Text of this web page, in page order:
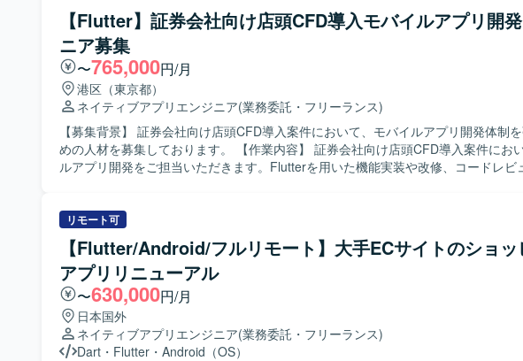
スの推進にも取り組んでいただきます。 【求める人物像】 自ら課題を見つけ主体的にタスクを
推進できる方を求めています。チーム内で積極的にコミュニケーションを取りなが
提案を行い、より良い開発プロセスやプロダクトづくりに貢献していただける方が
す。 【ポジションの魅力】 Flutterを用いたモバイルアプリケーション開発に深く関わることが
でき、設計から実装、レビューまで一連の工程を経験できます。生成AIを活用した
スに携わることで、新しい開発手法やツールの活用スキルを高めることができます。 【開
境】 Flutterを中心としたモバイルアプリケーション開発環境を想定しています。
テクチャや開発ルールに沿って開発を行っていただきます。
【Flutter】証券会社向け店頭CFD導入モバイルアプリ開
ニア募集
〜765,000円/月
港区（東京都）
ネイティブアプリエンジニア(業務委託・フリーランス)
【募集背景】 証券会社向け店頭CFD導入案件において、モバイルアプリ開発体制
めの人材を募集しております。 【作業内容】 証券会社向け店頭CFD導入案件において、モバイ
ルアプリ開発をご担当いただきます。Flutterを用いた機能実装や改修、コードレビ
る人物像】 モバイルアプリ開発に主体的に取り組み、チーム内でのコミュニケー
にしながら課題解決ができる方を求めております。金融やCFDなどのドメイン知
向きに取り組んでいただける方ですと望ましいです。 【ポジションの魅力】 金融業界向けの店
頭CFDサービス導入という専門性の高い分野に携わることができ、Flutter による
リ開発の経験を深めていただけます。将来的にリードエンジニアやアーキテクトを
境で、CI/CD やサーバーサイドなど周辺技術にも関わる機会がございます。 【開発環境】
Flutter を中心としたモバイルアプリ開発環境にて、Git を用いたソースコード管理
用を行っております。CI/CD 環境を活用しながら継続的な開発・改善を進めており
リモート可
【Flutter/Android/フルリモート】大手ECサイトのショ
アプリリニューアル
〜630,000円/月
日本国外
ネイティブアプリエンジニア(業務委託・フリーランス)
Dart ・ Flutter ・ Android（OS）